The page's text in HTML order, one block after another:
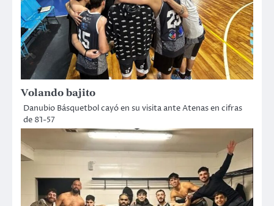
Volando bajito
Danubio Básquetbol cayó en su visita ante Atenas en cifras
de 81-57